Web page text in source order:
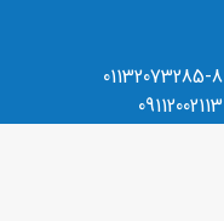
01132073285-8
09112002113